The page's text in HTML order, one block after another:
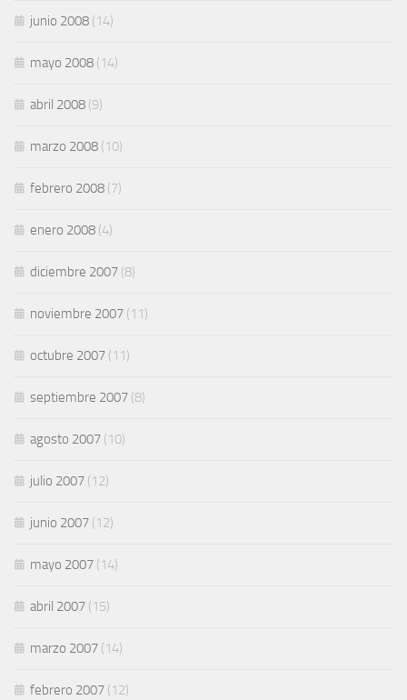
junio 2008 (14)
mayo 2008 (14)
abril 2008 (9)
marzo 2008 (10)
febrero 2008 (7)
enero 2008 (4)
diciembre 2007 (8)
noviembre 2007 (11)
octubre 2007 (11)
septiembre 2007 (8)
agosto 2007 (10)
julio 2007 (12)
junio 2007 (12)
mayo 2007 (14)
abril 2007 (15)
marzo 2007 (14)
febrero 2007 (12)